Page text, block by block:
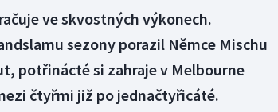
ve skvostných výkonech.
sezony porazil Němce Mischu
potřinácté si zahraje v Melbourne
čtyřmi již po jednačtyřicáté.